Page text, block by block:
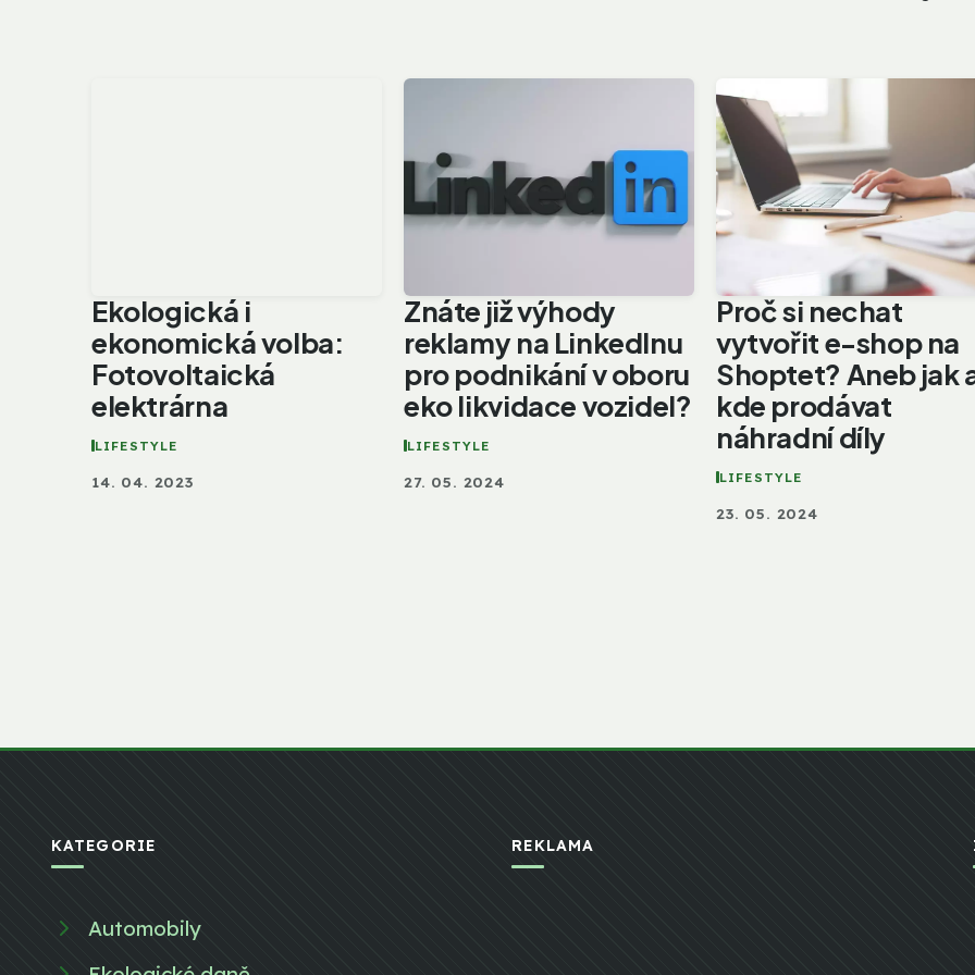
Ekologická i
ekonomická volba:
Fotovoltaická
elektrárna
LIFESTYLE
14. 04. 2023
Znáte již výhody
reklamy na LinkedInu
pro podnikání v oboru
eko likvidace vozidel?
LIFESTYLE
27. 05. 2024
Proč si nechat
vytvořit e-shop na
Shoptet? Aneb jak
kde prodávat
náhradní díly
LIFESTYLE
23. 05. 2024
KATEGORIE
Automobily
REKLAMA